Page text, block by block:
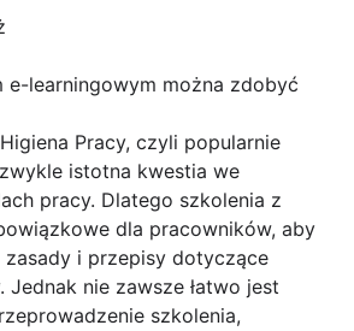
e-learningowym można zdobyć
Pracy, czyli popularnie
istotna kwestia we
pracy. Dlatego szkolenia z
dla pracowników, aby
zasady i przepisy dotyczące
Jednak nie zawsze łatwo jest
szkolenia,